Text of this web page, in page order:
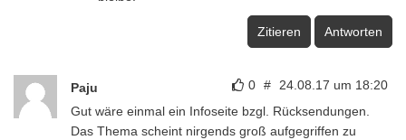
Zitieren Antworten
0 # 24.08.17 um 18:20
Paju
Gut wäre einmal ein Infoseite bzgl. Rücksendungen.
Das Thema scheint nirgends groß aufgegriffen zu